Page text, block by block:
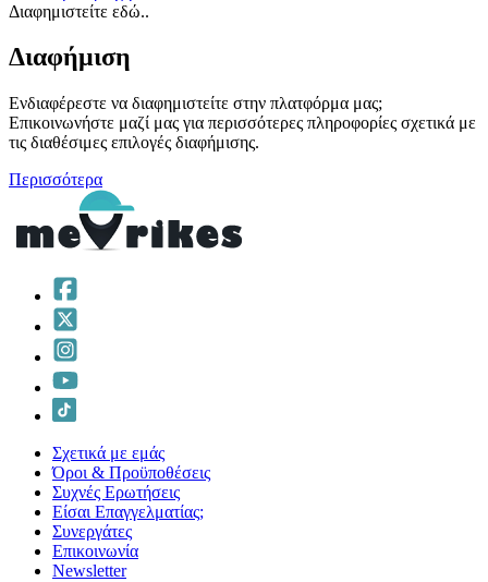
Διαφημιστείτε εδώ..
Διαφήμιση
Ενδιαφέρεστε να διαφημιστείτε στην πλατφόρμα μας;
Επικοινωνήστε μαζί μας για περισσότερες πληροφορίες σχετικά με
τις διαθέσιμες επιλογές διαφήμισης.
Περισσότερα
Σχετικά με εμάς
Όροι & Προϋποθέσεις
Συχνές Ερωτήσεις
Είσαι Επαγγελματίας;
Συνεργάτες
Επικοινωνία
Νewsletter